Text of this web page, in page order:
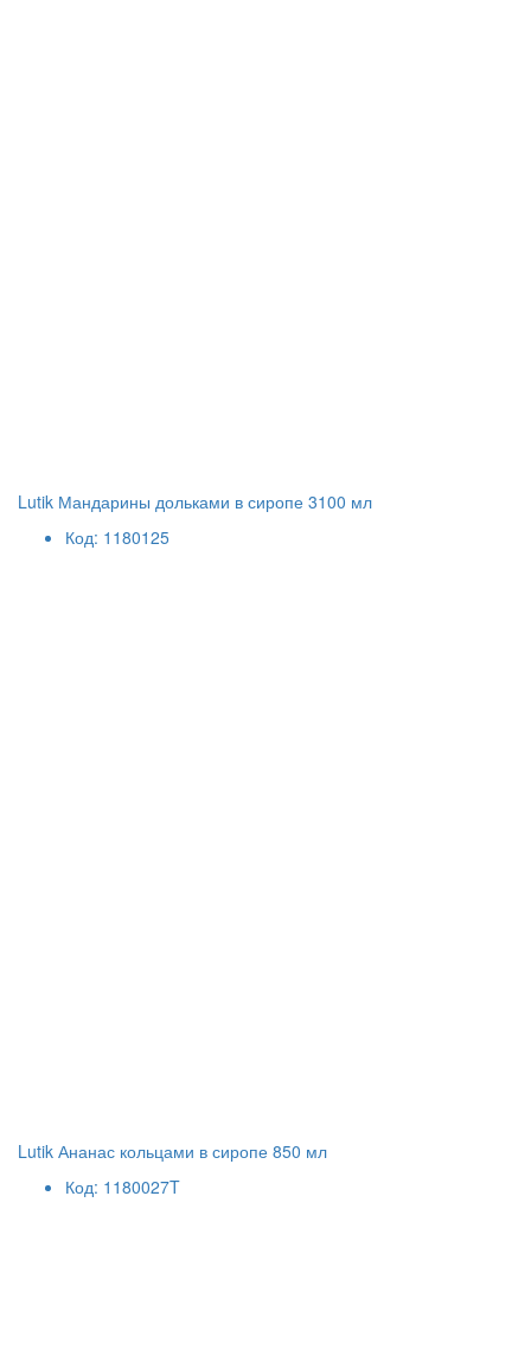
Lutik Мандарины дольками в сиропе 3100 мл
Код: 1180125
Lutik Ананас кольцами в сиропе 850 мл
Код: 1180027T